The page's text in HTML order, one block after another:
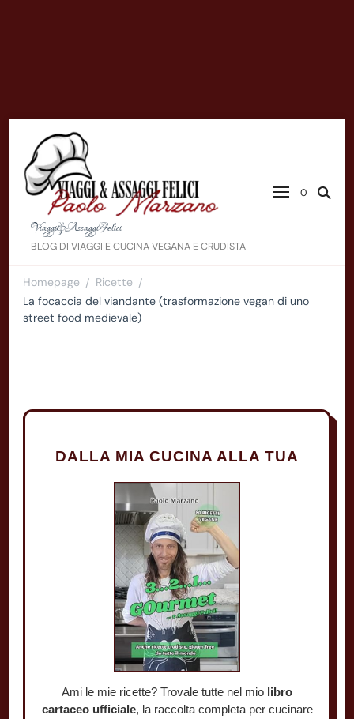
Viaggi&AssaggiFelici
BLOG DI VIAGGI E CUCINA VEGANA E CRUDISTA
0
Homepage / Ricette /
La focaccia del viandante (trasformazione vegan di uno
street food medievale)
DALLA MIA CUCINA ALLA TUA
Ami le mie ricette? Trovale tutte nel mio libro
cartaceo ufficiale, la raccolta completa per cucinare